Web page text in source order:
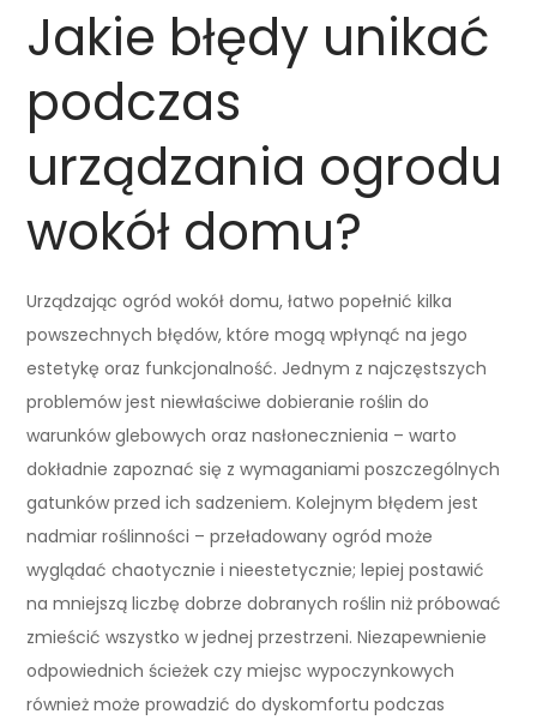
Jakie błędy unikać
podczas
urządzania ogrodu
wokół domu?
Urządzając ogród wokół domu, łatwo popełnić kilka
powszechnych błędów, które mogą wpłynąć na jego
estetykę oraz funkcjonalność. Jednym z najczęstszych
problemów jest niewłaściwe dobieranie roślin do
warunków glebowych oraz nasłonecznienia – warto
dokładnie zapoznać się z wymaganiami poszczególnych
gatunków przed ich sadzeniem. Kolejnym błędem jest
nadmiar roślinności – przeładowany ogród może
wyglądać chaotycznie i nieestetycznie; lepiej postawić
na mniejszą liczbę dobrze dobranych roślin niż próbować
zmieścić wszystko w jednej przestrzeni. Niezapewnienie
odpowiednich ścieżek czy miejsc wypoczynkowych
również może prowadzić do dyskomfortu podczas